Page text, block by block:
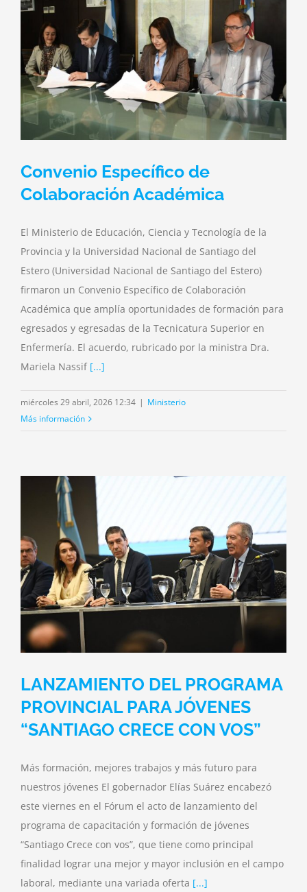
Convenio Específico de
Colaboración Académica
El Ministerio de Educación, Ciencia y Tecnología de la
Provincia y la Universidad Nacional de Santiago del
Estero (Universidad Nacional de Santiago del Estero)
firmaron un Convenio Específico de Colaboración
Académica que amplía oportunidades de formación para
egresados y egresadas de la Tecnicatura Superior en
Enfermería. El acuerdo, rubricado por la ministra Dra.
Mariela Nassif [...]
miércoles 29 abril, 2026 12:34 | Ministerio
Más información
LANZAMIENTO DEL PROGRAMA
PROVINCIAL PARA JÓVENES
“SANTIAGO CRECE CON VOS”
Más formación, mejores trabajos y más futuro para
nuestros jóvenes El gobernador Elías Suárez encabezó
este viernes en el Fórum el acto de lanzamiento del
programa de capacitación y formación de jóvenes
“Santiago Crece con vos”, que tiene como principal
finalidad lograr una mejor y mayor inclusión en el campo
laboral, mediante una variada oferta [...]